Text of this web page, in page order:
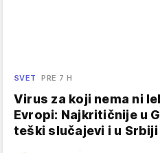
SVET PRE 7 H
Virus za koji nema ni
Evropi: Najkritičnije u
teški slučajevi i u Srbiji